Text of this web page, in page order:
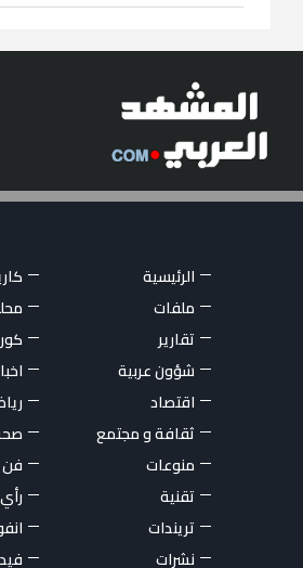
الرئيسية
ملفات
تقارير
شؤون عربية
اقتصاد
ثقافة و مجتمع
منوعات
فن
تقنية
تريندات
نشرات